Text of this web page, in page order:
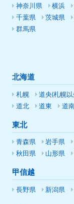
神奈川県 横浜
千葉県
茨城県
群馬県
北海道
札幌
道央(札幌以
道北
道東 道
東北
青森県 岩手県
秋田県
山形県
甲信越
長野県 新潟県